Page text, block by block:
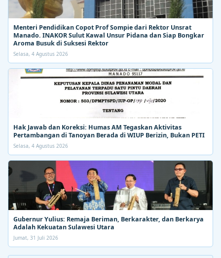
Menteri Pendidikan Copot Prof Sompie dari Rektor Unsrat
Manado. INAKOR Sulut Kawal Unsur Pidana dan Siap Bongkar
Aroma Busuk di Suksesi Rektor
Selasa, 4 Agustus 2026
Hak Jawab dan Koreksi: Humas AM Tegaskan Aktivitas
Pertambangan di Tanoyan Berada di WIUP Berizin, Bukan PETI
Selasa, 4 Agustus 2026
Gubernur Yulius: Remaja Beriman, Berkarakter, dan Berkarya
Adalah Kekuatan Sulawesi Utara
Jumat, 31 Juli 2026